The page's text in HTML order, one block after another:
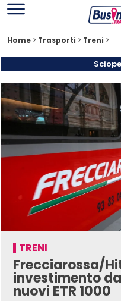
Home > Trasporti > Treni >
TRENI
Frecciarossa/
investimento
nuovi ETR 1000